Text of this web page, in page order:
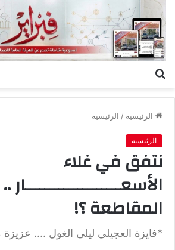
الرئيسية / الرئيسية
الرئيسية
نتفق في غلاء
المقاطعة ؟!
*فايزة العجيلي ليلى الغول ....